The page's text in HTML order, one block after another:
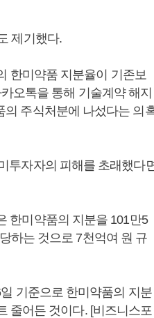
제기했다.
한미약품 지분율이 기존보
오톡을 통해 기술계약 해지
주식처분에 나섰다는 의
투자자의 피해를 초래했다
한미약품의 지분을 101만5
하는 것으로 7천억여 원 규
기준으로 한미약품의 지분
줄어든 것이다. [비즈니스포